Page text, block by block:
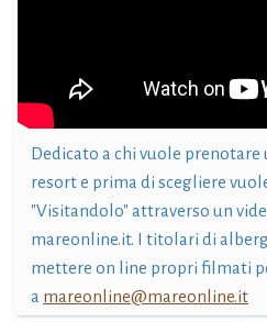
Dedicato a chi vuole prenotare
resort e prima di scegliere
"Visitandolo" attraverso un
mareonline.it. I titolari di
mettere on line propri filmati
a mareonline@mareonline.it